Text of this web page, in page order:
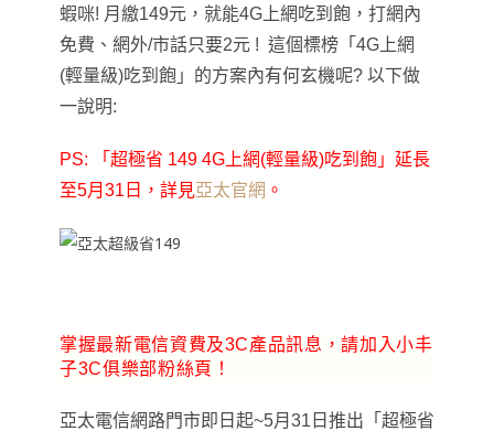
蝦咪! 月繳149元，就能4G上網吃到飽，打網內
免費 、 網外/市話只要2元 ! 這個標榜 「4G上網
(輕量級)吃到飽」的方案內有何玄機呢? 以下做
一說明:
PS: 「超極省 149 4G上網(輕量級)吃到飽」延長
至5月31日 ，詳見亞太官網 。
掌握最新電信資費及3C產品訊息，請加入小丰
子3C俱樂部粉絲頁！
亞太電信網路門市即日起~5月31日推出 「 超極省